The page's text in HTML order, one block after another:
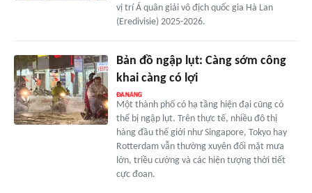
vị trí Á quân giải vô địch quốc gia Hà Lan
(Eredivisie) 2025-2026.
Bản đồ ngập lụt: Càng sớm công
khai càng có lợi
Một thành phố có hạ tầng hiện đại cũng có
thể bị ngập lụt. Trên thực tế, nhiều đô thị
hàng đầu thế giới như Singapore, Tokyo hay
Rotterdam vẫn thường xuyên đối mặt mưa
lớn, triều cường và các hiện tượng thời tiết
cực đoan.